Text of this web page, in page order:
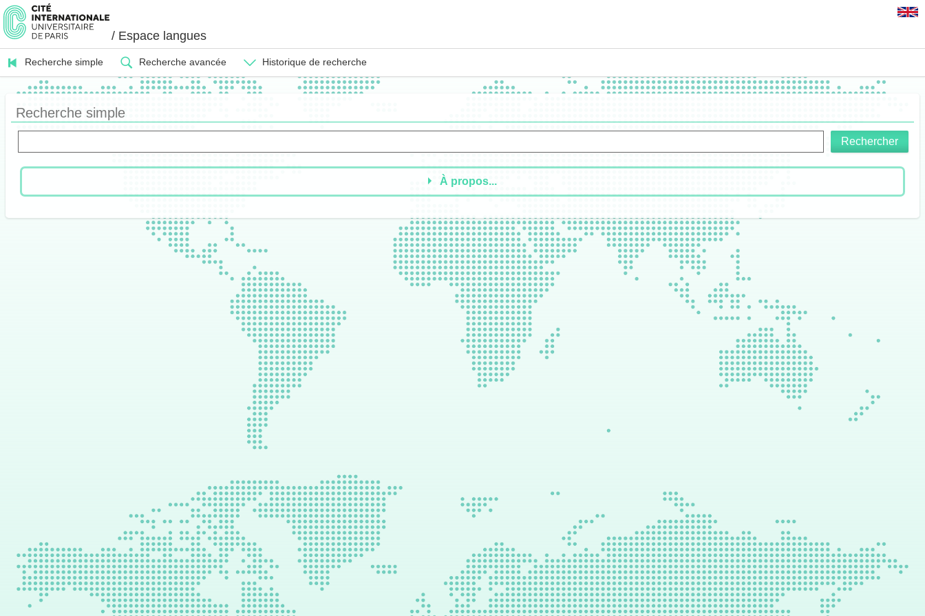
/ Espace langues
Recherche simple Recherche avancée Historique de recherche
Recherche simple
Rechercher
À propos...
Il vous propose diverses activités afin d’apprendre ou de pratiquer une ou plusieurs langues.
Des groupes de conversations et des ateliers en français langue étrangère complètent l’offre proposée.